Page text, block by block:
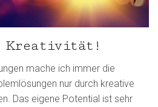
Kreativität!
mache ich immer die
nur durch kreative
Das eigene Potential ist sehr